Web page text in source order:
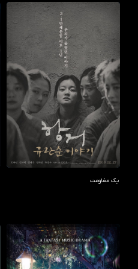
یک مقاومت